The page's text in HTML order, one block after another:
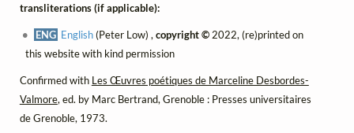
transliterations (if applicable):
ENG English(Peter Low) ,copyright © 2022, (re)printed on
this website with kind permission
Confirmed with Les Œuvres poétiques de Marceline Desbordes-
Valmore, ed. by Marc Bertrand, Grenoble : Presses universitaires
de Grenoble, 1973.